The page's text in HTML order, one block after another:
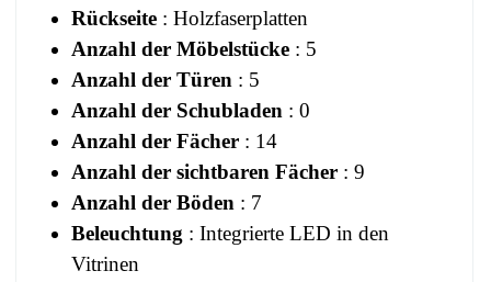
Rückseite : Holzfaserplatten
Anzahl der Möbelstücke : 5
Anzahl der Türen : 5
Anzahl der Schubladen : 0
Anzahl der Fächer : 14
Anzahl der sichtbaren Fächer : 9
Anzahl der Böden : 7
Beleuchtung : Integrierte LED in den
Vitrinen